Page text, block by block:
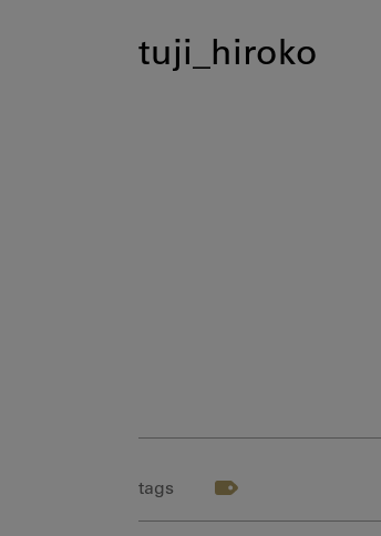
tuji_hiroko
tags